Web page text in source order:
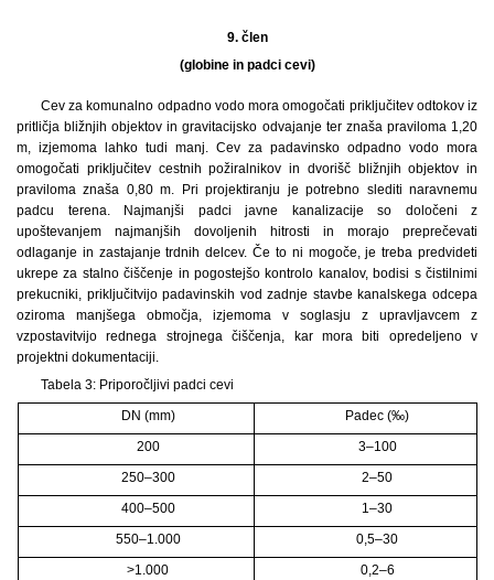
9. člen
(globine in padci cevi)
Cev za komunalno odpadno vodo mora omogočati priključitev odtokov iz
pritličja bližnjih objektov in gravitacijsko odvajanje ter znaša praviloma 1,20
m, izjemoma lahko tudi manj. Cev za padavinsko odpadno vodo mora
omogočati priključitev cestnih požiralnikov in dvorišč bližnjih objektov in
praviloma znaša 0,80 m. Pri projektiranju je potrebno slediti naravnemu
padcu terena. Najmanjši padci javne kanalizacije so določeni z
upoštevanjem najmanjših dovoljenih hitrosti in morajo preprečevati
odlaganje in zastajanje trdnih delcev. Če to ni mogoče, je treba predvideti
ukrepe za stalno čiščenje in pogostejšo kontrolo kanalov, bodisi s čistilnimi
prekucniki, priključitvijo padavinskih vod zadnje stavbe kanalskega odcepa
oziroma manjšega območja, izjemoma v soglasju z upravljavcem z
vzpostavitvijo rednega strojnega čiščenja, kar mora biti opredeljeno v
projektni dokumentaciji.
Tabela 3: Priporočljivi padci cevi
DN (mm)
Padec (‰)
200
3–100
250–300
2–50
400–500
1–30
550–1.000
0,5–30
>1.000
0,2–6